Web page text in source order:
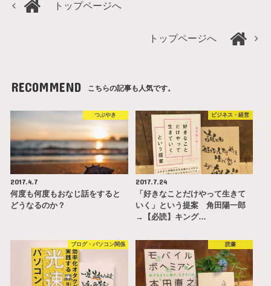
トップページへ
トップページへ
RECOMMEND こちらの記事も人気です。
つぶやき
2017.4.7
何度も何度もおなじ話をすると
どうなるのか？
ビジネス・経営
2017.7.24
「好きなことだけやって生きて
いく」という提案 角田陽一郎
→【必読】キング…
ブログ・パソコン関係 読書